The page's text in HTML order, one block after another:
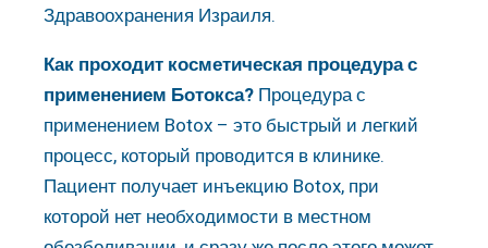
Здравоохранения Израиля.
Как проходит косметическая процедура с
применением Ботокса? Процедура с
применением Botox – это быстрый и легкий
процесс, который проводится в клинике.
Пациент получает инъекцию Botox, при
которой нет необходимости в местном